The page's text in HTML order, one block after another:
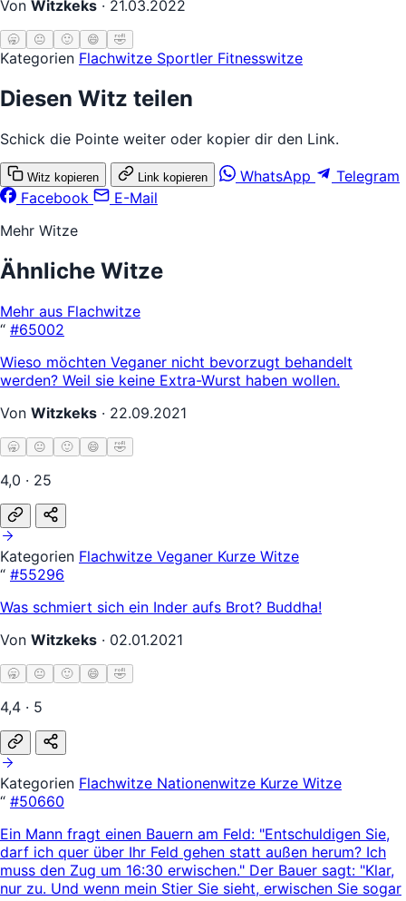
Von Witzkeks · 21.03.2022
🥱 😐 🙂 😄 🤣
Kategorien Flachwitze Sportler Fitnesswitze
Diesen Witz teilen
Schick die Pointe weiter oder kopier dir den Link.
Witz kopieren Link kopieren WhatsApp
Telegram
Facebook
E-Mail
Mehr Witze
Ähnliche Witze
Mehr aus Flachwitze
“ #65002
Wieso möchten Veganer nicht bevorzugt behandelt
werden? Weil sie keine Extra-Wurst haben wollen.
Von Witzkeks · 22.09.2021
🥱 😐 🙂 😄 🤣
4,0 · 25
Kategorien Flachwitze Veganer Kurze Witze
“ #55296
Was schmiert sich ein Inder aufs Brot? Buddha!
Von Witzkeks · 02.01.2021
🥱 😐 🙂 😄 🤣
4,4 · 5
Kategorien Flachwitze Nationenwitze Kurze Witze
“ #50660
Ein Mann fragt einen Bauern am Feld: "Entschuldigen Sie,
darf ich quer über Ihr Feld gehen statt außen herum? Ich
muss den Zug um 16:30 erwischen." Der Bauer sagt: "Klar,
nur zu. Und wenn mein Stier Sie sieht, erwischen Sie sogar